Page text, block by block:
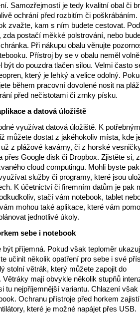
Samozřejmostí je tedy kvalitní obal či
ochrání před rozbitím či poškrábáním.
zvažte, kam s ním budete cestovat.
zda postačí měkké polstrování, nebo
Při nákupu obalu věnujte
Přístroj by se v obalu neměl volně
být do pouzdra tlačen silou. Velmi často
který je lehký a velice odolný.
během pracovní dovolené nosit na
před nečistotami či zrnky písku.
a datová úložiště
využívat datová úložiště. K potřebným
můžete dostat z jakéhokoliv místa, kde
z plážové kavárny, či z horské
přes Google disk či Dropbox. Zjistěte si,
cloud computingu. Mohli byste
služby či programy, které jsou
K účetnictví či firemním datům je pak
stačí vám notebook, tablet
mohou také aplikace, které vám
jednotlivé úkoly.
sebe i notebook
být příjemná. Pokud však teploměr
učinit několik opatření pro sebe i své
stolní větrák, který můžete zapojit do
mají obvykle několik stupňů
tu nejpříjemnější variantu. Chlazení však
Ochranu přístroje před horkem zajistí
které je možné napájet přes USB.